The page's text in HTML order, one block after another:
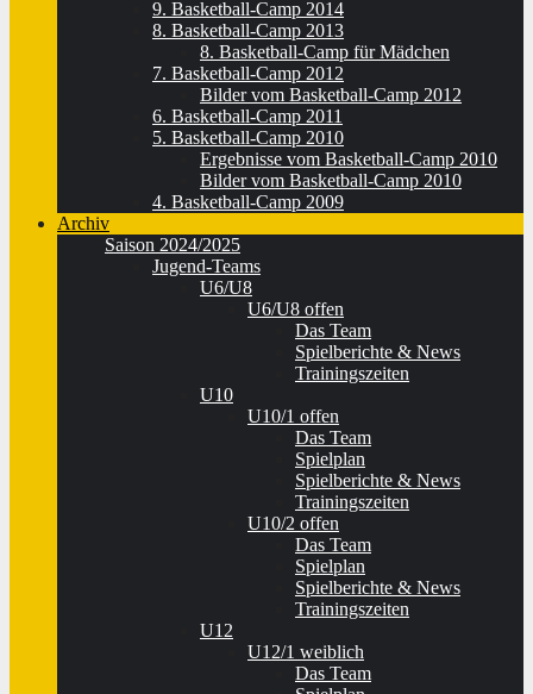
9. Basketball-Camp 2014
8. Basketball-Camp 2013
8. Basketball-Camp für Mädchen
7. Basketball-Camp 2012
Bilder vom Basketball-Camp 2012
6. Basketball-Camp 2011
5. Basketball-Camp 2010
Ergebnisse vom Basketball-Camp 2010
Bilder vom Basketball-Camp 2010
4. Basketball-Camp 2009
Archiv
Saison 2024/2025
Jugend-Teams
U6/U8
U6/U8 offen
Das Team
Spielberichte & News
Trainingszeiten
U10
U10/1 offen
Das Team
Spielplan
Spielberichte & News
Trainingszeiten
U10/2 offen
Das Team
Spielplan
Spielberichte & News
Trainingszeiten
U12
U12/1 weiblich
Das Team